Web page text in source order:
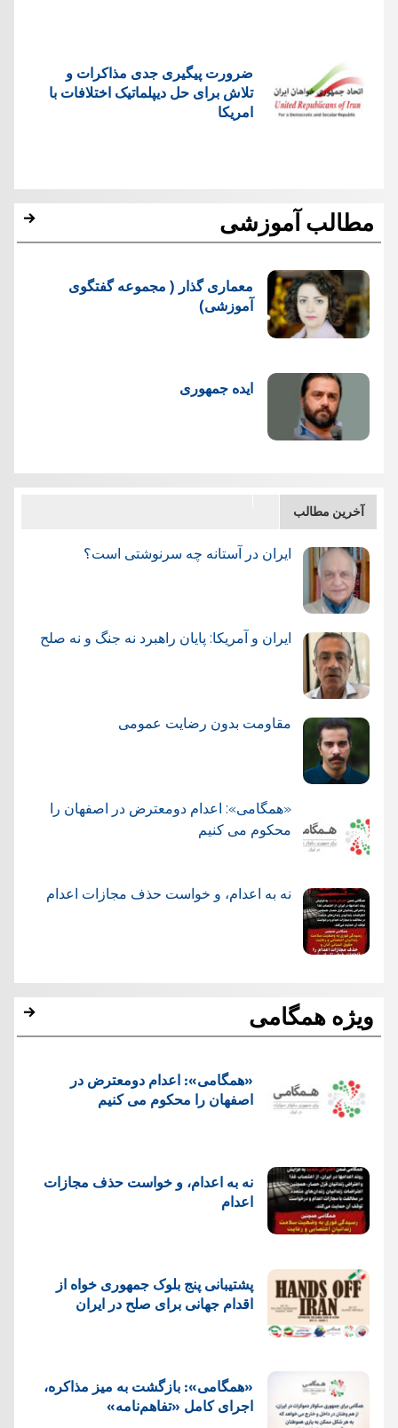
ضرورت پیگیری جدی مذاکرات و
تلاش برای حل دیپلماتیک اختلافات با
امریکا
مطالب آموزشی
معماری گذار ( مجموعه گفتگوی
آموزشی)
ایده جمهوری
آخرین مطالب
ایران در آستانه چه سرنوشتی است؟
ایران و آمریکا: پایان راهبرد نه جنگ و نه صلح
مقاومت بدون رضایت عمومی
«همگامی»: اعدام دومعترض در اصفهان را
محکوم می کنیم
نه به اعدام، و خواست حذف مجازات اعدام
ویژه همگامی
«همگامی»: اعدام دومعترض در
اصفهان را محکوم می کنیم
نه به اعدام، و خواست حذف مجازات
اعدام
پشتيبانی پنج بلوک جمهوری خواه از
اقدام جهانی برای صلح در ایران
«همگامی»: بازگشت به میز مذاکره،
اجرای کامل «تفاهم‌نامه»